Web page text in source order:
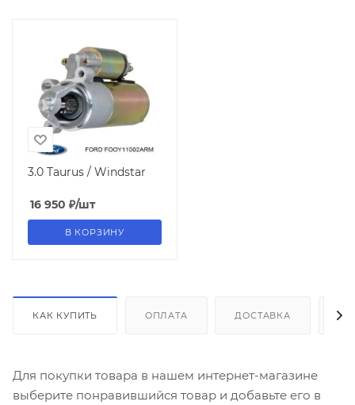
3.0 Taurus / Windstar
16 950 ₽/шт
В КОРЗИНУ
КАК КУПИТЬ ОПЛАТА ДОСТАВКА
Для покупки товара в нашем интернет-магазине
выберите понравившийся товар и добавьте его в